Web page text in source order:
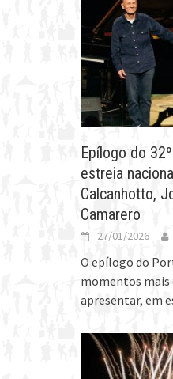
Epílogo do
estreia
Calcanhotto,
Camarero
27/01/2026
O epílogo do
momentos mais
apresentar, em